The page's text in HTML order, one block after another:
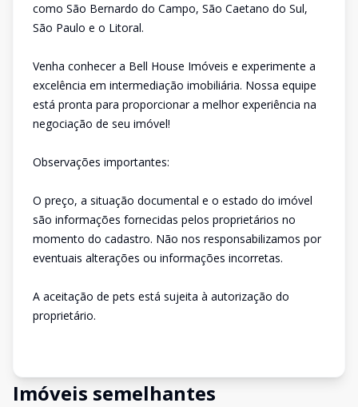
como São Bernardo do Campo, São Caetano do Sul,
São Paulo e o Litoral.
Venha conhecer a Bell House Imóveis e experimente a
excelência em intermediação imobiliária. Nossa equipe
está pronta para proporcionar a melhor experiência na
negociação de seu imóvel!
Observações importantes:
O preço, a situação documental e o estado do imóvel
são informações fornecidas pelos proprietários no
momento do cadastro. Não nos responsabilizamos por
eventuais alterações ou informações incorretas.
A aceitação de pets está sujeita à autorização do
proprietário.
Imóveis semelhantes